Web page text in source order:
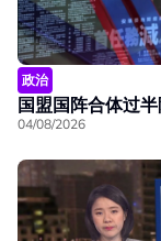
政治
国盟国阵合体过
04/08/2026